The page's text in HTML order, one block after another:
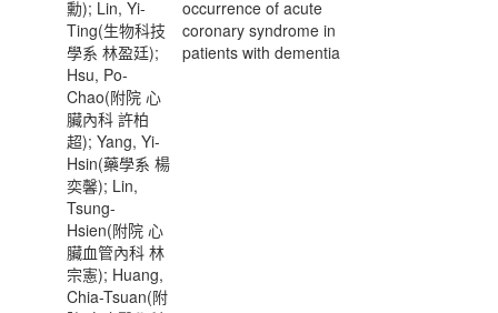
勳); Lin, Yi-
Ting(生物科技
學系 林盈廷);
Hsu, Po-
Chao(附院 心
臟內科 許柏
超); Yang, Yi-
Hsin(藥學系 楊
奕馨); Lin,
Tsung-
Hsien(附院 心
臟血管內科 林
宗憲); Huang,
Chia-Tsuan(附
occurrence of acute
coronary syndrome in
patients with dementia